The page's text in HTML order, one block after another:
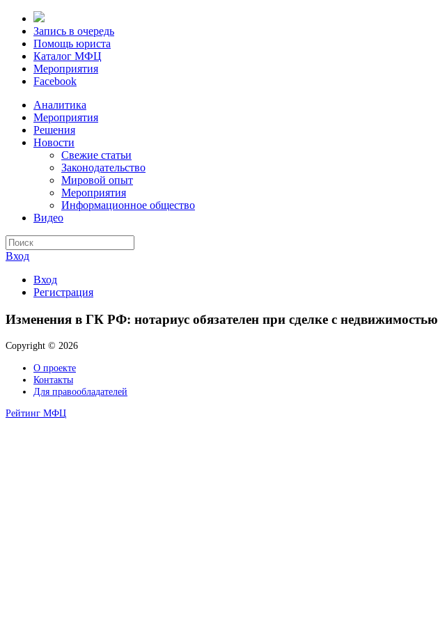
Запись в очередь
Помощь юриста
Каталог МФЦ
Мероприятия
Facebook
Аналитика
Мероприятия
Решения
Новости
Свежие статьи
Законодательство
Мировой опыт
Мероприятия
Информационное общество
Видео
Вход
Вход
Регистрация
Изменения в ГК РФ: нотариус обязателен при сделке с недвижимостью
Copyright © 2026
О проекте
Контакты
Для правообладателей
Рейтинг МФЦ